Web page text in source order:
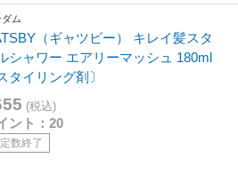
ダム
（ギャツビー） キレイ髪スタ
シャワー エアリーマッシュ 180ml
タイリング剤〕
(税込)
ント：20
数終了